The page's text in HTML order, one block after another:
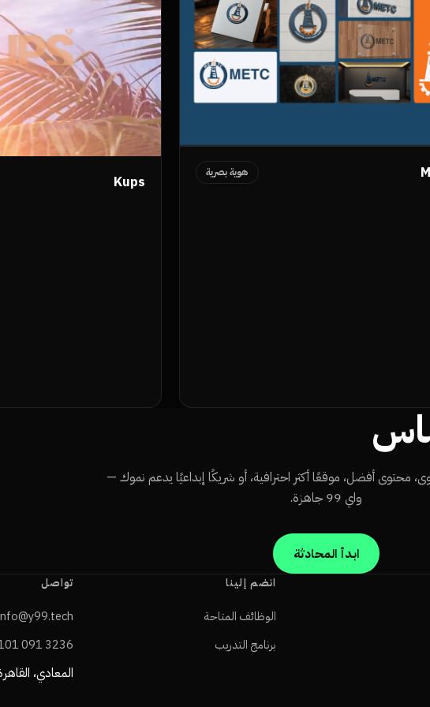
هوية بصرية Kups
محتوى أفضل، موقعًا أكثر احترافية، أو شريكًا إبداعيًا يدعم نموك —
واي 99 جاهزة.
ابدأ المحادثة
انضم إلينا
الوظائف المتاحة
برنامج التدريب
تواصل
091 3236
المعادي،